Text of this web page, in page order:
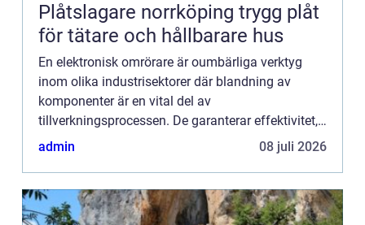
Plåtslagare norrköping trygg plåt
för tätare och hållbarare hus
En elektronisk omrörare är oumbärliga verktyg
inom olika industrisektorer där blandning av
komponenter är en vital del av
tillverkningsprocessen. De garanterar effektivitet,
reproducerbarhet och kvalitetskontroll vid
admin 08 juli 2026